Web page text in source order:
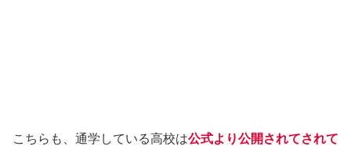
こちらも、通学している高校は公式より公開されてされて